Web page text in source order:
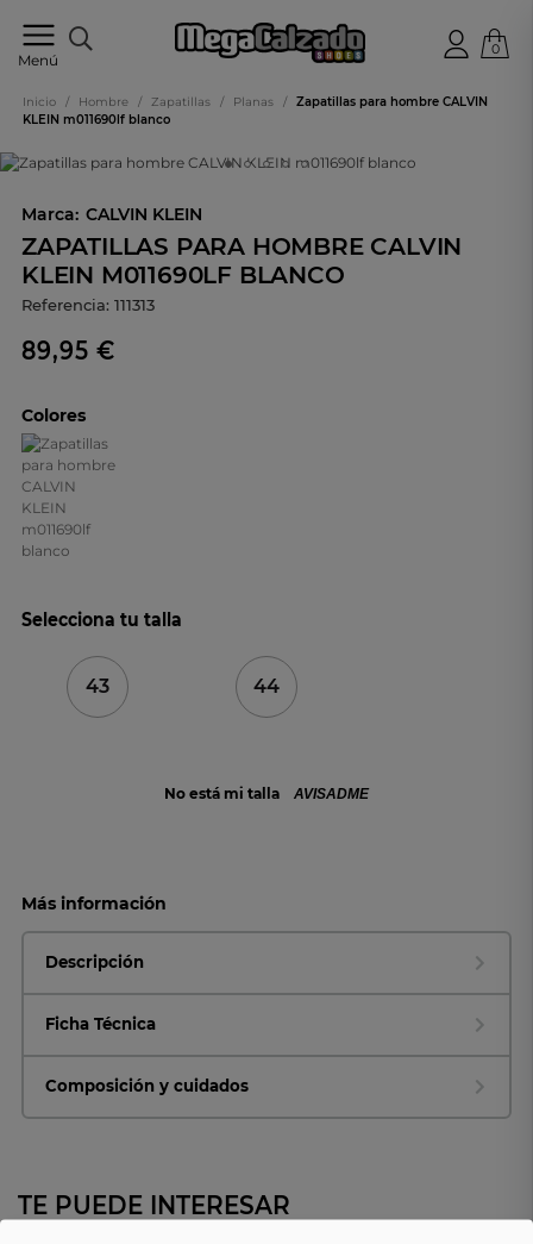
Menú
online
0
Inicio / Hombre / Zapatillas / Planas /
Zapatillas para hombre CALVIN
KLEIN m011690lf blanco
Marca: CALVIN KLEIN
ZAPATILLAS PARA HOMBRE CALVIN
KLEIN M011690LF BLANCO
Referencia: 111313
89,95 €
Colores
Selecciona tu talla
43 44
No está mi talla AVISADME
Más información
Descripción
Ficha Técnica
Composición y cuidados
TE PUEDE INTERESAR